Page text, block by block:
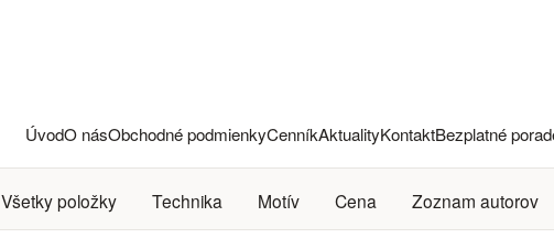
ÚvodO násObchodné podmienkyCenníkAktualityKontaktBezplatné
Všetky položky Technika Motív Cena Zoznam autorov